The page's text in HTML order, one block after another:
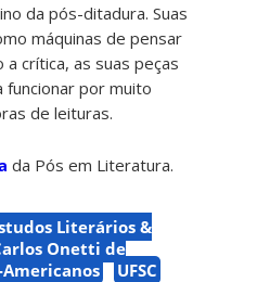
da pós-ditadura. Suas
máquinas de pensar
crítica, as suas peças
por muito
de leituras.
da Pós em Literatura.
Literários &
Onetti de
UFSC